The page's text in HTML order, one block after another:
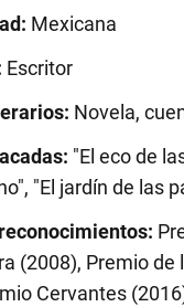
Mexicana
Escritor
Novela,
"El eco de
"El jardín de las
(2008), Premio de
Cervantes